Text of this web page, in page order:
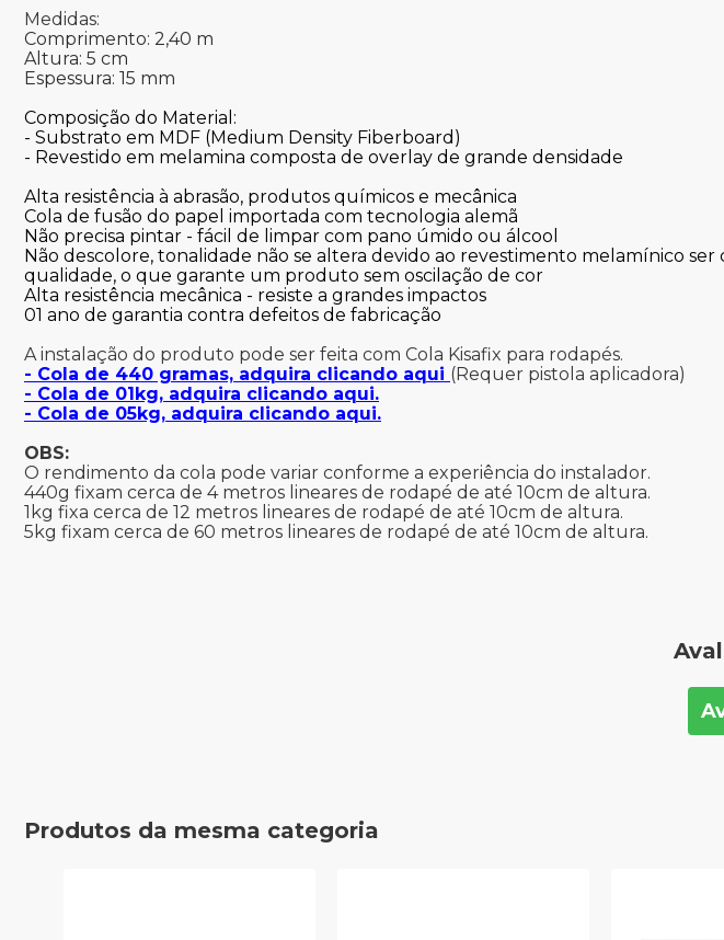
Medidas:
Comprimento: 2,40 m
Altura: 5 cm
Espessura: 15 mm
Composição do Material:
- Substrato em MDF (Medium Density Fiberboard)
- Revestido em melamina composta de overlay de grande densidade
Alta resistência à abrasão, produtos químicos e mecânica
Cola de fusão do papel importada com tecnologia alemã
Não precisa pintar - fácil de limpar com pano úmido ou álcool
Não descolore, tonalidade não se altera devido ao revestimento melamínico
qualidade, o que garante um produto sem oscilação de cor
Alta resistência mecânica - resiste a grandes impactos
01 ano de garantia contra defeitos de fabricação
A instalação do produto pode ser feita com Cola Kisafix para rodapés.
- Cola de 440 gramas, adquira clicando aqui (Requer pistola aplicadora)
- Cola de 01kg, adquira clicando aqui.
- Cola de 05kg, adquira clicando aqui.
OBS:
O rendimento da cola pode variar conforme a experiência do instalador.
440g fixam cerca de 4 metros lineares de rodapé de até 10cm de altura.
1kg fixa cerca de 12 metros lineares de rodapé de até 10cm de altura.
5kg fixam cerca de 60 metros lineares de rodapé de até 10cm de altura.
Produtos da mesma categoria